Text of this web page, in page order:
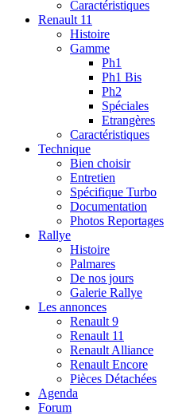
Caractéristiques
Renault 11
Histoire
Gamme
Ph1
Ph1 Bis
Ph2
Spéciales
Etrangères
Caractéristiques
Technique
Bien choisir
Entretien
Spécifique Turbo
Documentation
Photos Reportages
Rallye
Histoire
Palmares
De nos jours
Galerie Rallye
Les annonces
Renault 9
Renault 11
Renault Alliance
Renault Encore
Pièces Détachées
Agenda
Forum